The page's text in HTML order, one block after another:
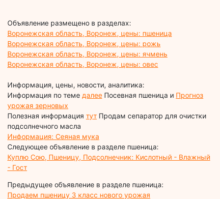
Объявление размещено в разделах:
Воронежская область, Воронеж, цены: пшеница
Воронежская область, Воронеж, цены: рожь
Воронежская область, Воронеж, цены: ячмень
Воронежская область, Воронеж, цены: овес
Информация, цены, новости, аналитика:
Информация по теме далее Посевная пшеница и Прогноз
урожая зерновых
Полезная информация тут Продам сепаратор для очистки
подсолнечного масла
Информация: Сеяная мука
Следующее объявление в разделе пшеница:
Куплю Сою, Пшеницу, Подсолнечник: Кислотный - Влажный
- Гост
Предыдущее объявление в разделе пшеница:
Продаем пшеницу 3 класс нового урожая